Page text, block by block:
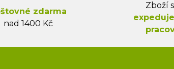
zdarma
nad 1400 Kč
Zboží